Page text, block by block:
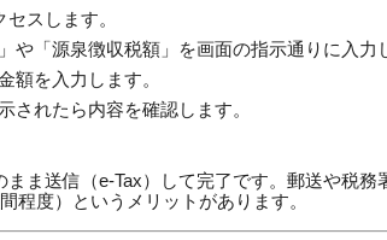
スします。
「源泉徴収税額」を画面の指示通りに入力
額を入力します。
されたら内容を確認します。
ま送信（e-Tax）して完了です。郵送や税務
程度）というメリットがあります。